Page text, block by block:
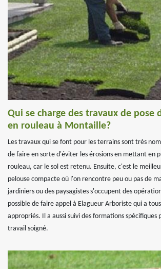
Qui se charge des travaux de pose
en rouleau à Montaille?
Les travaux qui se font pour les terrains sont très
de faire en sorte d'éviter les érosions en mettant en
rouleau, car le sol est retenu. Ensuite, c'est le
pelouse compacte où l'on rencontre peu ou pas de
jardiniers ou des paysagistes s'occupent des
possible de faire appel à Elagueur Arboriste qui a
appropriés. Il a aussi suivi des formations
travail soigné.